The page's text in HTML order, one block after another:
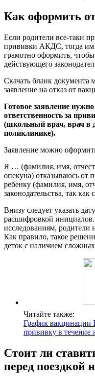
Как оформить
Если родители все-таки
прививки АКДС, тогда им
грамотно оформить,
действующего
Скачать бланк документа
заявление на отказ от
Готовое заявление
ответственность за
(школьный врач, врач в
поликлинике).
Заявление можно
Я … (фамилия, имя,
опекуна) отказываюсь
ребенку (фамилия, имя,
законодательства, так
Внизу следует указать
расшифровкой инициалов.
исследованиям, родители
Как правило, такое
деток с наличием
Читайте также:
График вакцинации
прививку в течение
Стоит ли
перед поездкой